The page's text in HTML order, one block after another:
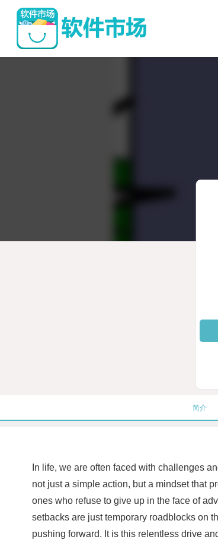
简介
In life, we are often faced with challenges
not just a simple action, but a mindset that
ones who refuse to give up in the face of
setbacks are just temporary roadblocks on
pushing forward. It is this relentless drive